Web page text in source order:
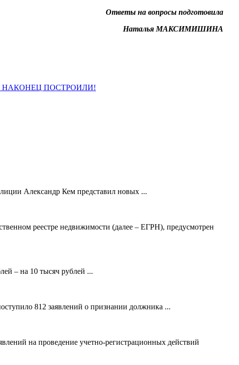
Ответы на вопросы подготовила
Наталья МАКСИМИШИНА
ПОСТРОИЛИ!
Александр Кем представил новых ...
реестре недвижимости (далее – ЕГРН), предусмотрен
– на 10 тысяч рублей ...
812 заявлений о признании должника ...
на проведение учетно-регистрационных действий